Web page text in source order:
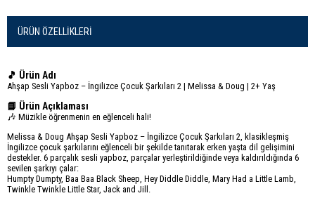
ÜRÜN ÖZELLIKLERI
🎵 Ürün Adı
Ahşap Sesli Yapboz – İngilizce Çocuk Şarkıları 2 | Melissa & Doug | 2+ Yaş
📘 Ürün Açıklaması
🎶 Müzikle öğrenmenin en eğlenceli hali!
Melissa & Doug Ahşap Sesli Yapboz – İngilizce Çocuk Şarkıları 2, klasikleşmiş
İngilizce çocuk şarkılarını eğlenceli bir şekilde tanıtarak erken yaşta dil gelişimini
destekler. 6 parçalık sesli yapboz, parçalar yerleştirildiğinde veya kaldırıldığında 6
sevilen şarkıyı çalar:
Humpty Dumpty, Baa Baa Black Sheep, Hey Diddle Diddle, Mary Had a Little Lamb,
Twinkle Twinkle Little Star, Jack and Jill.